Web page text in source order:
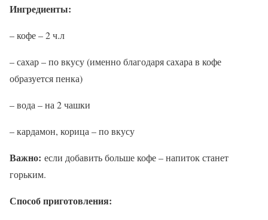
Ингредиенты:
– кофе – 2 ч.л
– сахар – по вкусу (именно благодаря сахара в кофе
образуется пенка)
– вода – на 2 чашки
– кардамон, корица – по вкусу
Важно: если добавить больше кофе – напиток станет
горьким.
Способ приготовления: